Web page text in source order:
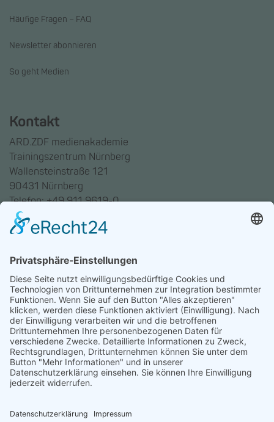
Häufige Fragen – FAQ
Newsletter abonnieren
So geht Medien
Kontakt
ARD.ZDF medienakademie
Trainingszentrum Nürnberg
Wallensteinstraße 121
90431 Nürnberg
Telefon: +49 911 9619-0
Trainingszentrum Hannover
30169 Hannover
Telefon: +49 511 123598-531
AGB
Datenschutz